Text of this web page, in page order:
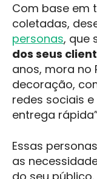
Com base em
coletadas,
personas, que
dos seus
anos, mora no
decoração,
redes sociais
entrega
Essas
as